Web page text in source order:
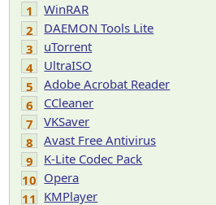
1
WinRAR
2
DAEMON Tools Lite
3
uTorrent
4
UltraISO
5
Adobe Acrobat Reader
6
CCleaner
7
VKSaver
8
Avast Free Antivirus
9
K-Lite Codec Pack
10 Opera
11 KMPlayer